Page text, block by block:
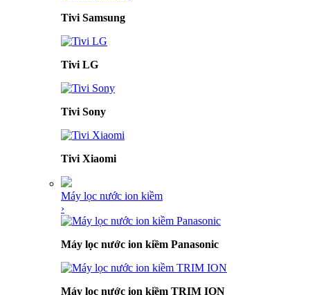
Tivi Samsung
Tivi LG
Tivi Sony
Tivi Xiaomi
Máy lọc nước ion kiềm
›
Máy lọc nước ion kiềm Panasonic
Máy lọc nước ion kiềm TRIM ION